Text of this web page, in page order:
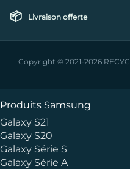
📦 Livraison offerte
Copyright © 2021-2026
Produits Samsung
Galaxy S21
Galaxy S20
Galaxy Série S
Galaxy Série A